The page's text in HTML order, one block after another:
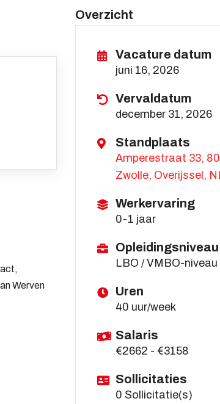
Werven
Overzicht
Vacature datum
juni 16, 2026
Vervaldatum
december 31, 2026
Standplaats
Amperestraat 33,
Zwolle, Overijssel,
Werkervaring
0-1 jaar
Opleidingsniveau
LBO / VMBO-niveau
Uren
40 uur/week
Salaris
€2662 - €3158
Sollicitaties
0 Sollicitatie(s)